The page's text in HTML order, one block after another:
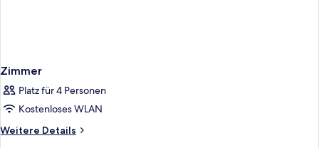
Zimmer
Platz für 4 Personen
Kostenloses WLAN
Weitere Details
Weitere